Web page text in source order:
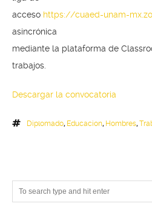
acceso https://cuaed-unam-
asincrónica
mediante la plataforma de
trabajos.
Descargar la convocatoria
Diplomado, Educacion, Hombres,